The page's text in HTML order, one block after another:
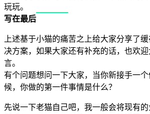
玩玩。
写在最后
上述基于小猫的痛苦之上给大家分享了
决方案，如果大家还有补充的话，也欢
言。
有个问题想问一下大家，当你新接手一
候，你做的第一件事情是什么？
先说一下老猫自己吧，我一般会将现有的